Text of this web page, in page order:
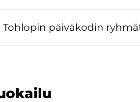
Toh­lo­pin päi­vä­ko­din